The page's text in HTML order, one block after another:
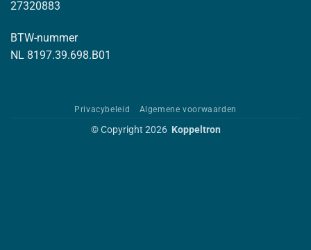
27320883
BTW-nummer
NL 8197.39.698.B01
Privacybeleid Algemene voorwaarden
© Copyright 2026 Koppeltron